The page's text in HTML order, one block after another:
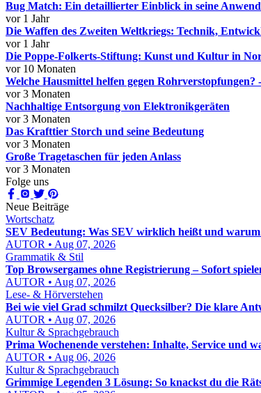
Bug Match: Ein detaillierter Einblick in seine
vor 1 Jahr
Die Waffen des Zweiten Weltkriegs: Technik,
vor 1 Jahr
Die Poppe-Folkerts-Stiftung: Kunst und Kultur in
vor 10 Monaten
Welche Hausmittel helfen gegen
vor 3 Monaten
Nachhaltige Entsorgung von Elektronikgeräten
vor 3 Monaten
Das Krafttier Storch und seine Bedeutung
vor 3 Monaten
Große Tragetaschen für jeden Anlass
vor 3 Monaten
Folge uns
Neue Beiträge
Wortschatz
SEV Bedeutung: Was SEV wirklich heißt und
AUTOR • Aug 07, 2026
Grammatik & Stil
Top Browsergames ohne Registrierung – Sofort
AUTOR • Aug 07, 2026
Lese- & Hörverstehen
Bei wie viel Grad schmilzt Quecksilber? Die klare
AUTOR • Aug 07, 2026
Kultur & Sprachgebrauch
Prima Wochenende verstehen: Inhalte, Service und
AUTOR • Aug 06, 2026
Kultur & Sprachgebrauch
Grimmige Legenden 3 Lösung: So knackst du die